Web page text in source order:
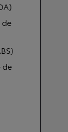
de
de